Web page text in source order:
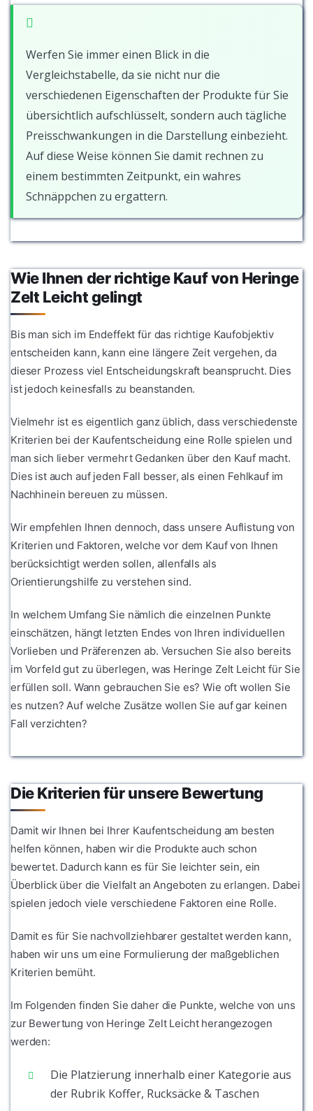
Werfen Sie immer einen Blick in die
Vergleichstabelle, da sie nicht nur die
verschiedenen Eigenschaften der Produkte für Sie
übersichtlich aufschlüsselt, sondern auch tägliche
Preisschwankungen in die Darstellung einbezieht.
Auf diese Weise können Sie damit rechnen zu
einem bestimmten Zeitpunkt, ein wahres
Schnäppchen zu ergattern.
Wie Ihnen der richtige Kauf von Heringe
Zelt Leicht gelingt
Bis man sich im Endeffekt für das richtige Kaufobjektiv
entscheiden kann, kann eine längere Zeit vergehen, da
dieser Prozess viel Entscheidungskraft beansprucht. Dies
ist jedoch keinesfalls zu beanstanden.
Vielmehr ist es eigentlich ganz üblich, dass verschiedenste
Kriterien bei der Kaufentscheidung eine Rolle spielen und
man sich lieber vermehrt Gedanken über den Kauf macht.
Dies ist auch auf jeden Fall besser, als einen Fehlkauf im
Nachhinein bereuen zu müssen.
Wir empfehlen Ihnen dennoch, dass unsere Auflistung von
Kriterien und Faktoren, welche vor dem Kauf von Ihnen
berücksichtigt werden sollen, allenfalls als
Orientierungshilfe zu verstehen sind.
In welchem Umfang Sie nämlich die einzelnen Punkte
einschätzen, hängt letzten Endes von Ihren individuellen
Vorlieben und Präferenzen ab. Versuchen Sie also bereits
im Vorfeld gut zu überlegen, was Heringe Zelt Leicht für Sie
erfüllen soll. Wann gebrauchen Sie es? Wie oft wollen Sie
es nutzen? Auf welche Zusätze wollen Sie auf gar keinen
Fall verzichten?
Die Kriterien für unsere Bewertung
Damit wir Ihnen bei Ihrer Kaufentscheidung am besten
helfen können, haben wir die Produkte auch schon
bewertet. Dadurch kann es für Sie leichter sein, ein
Überblick über die Vielfalt an Angeboten zu erlangen. Dabei
spielen jedoch viele verschiedene Faktoren eine Rolle.
Damit es für Sie nachvollziehbarer gestaltet werden kann,
haben wir uns um eine Formulierung der maßgeblichen
Kriterien bemüht.
Im Folgenden finden Sie daher die Punkte, welche von uns
zur Bewertung von Heringe Zelt Leicht herangezogen
werden:
Die Platzierung innerhalb einer Kategorie aus
der Rubrik Koffer, Rucksäcke & Taschen